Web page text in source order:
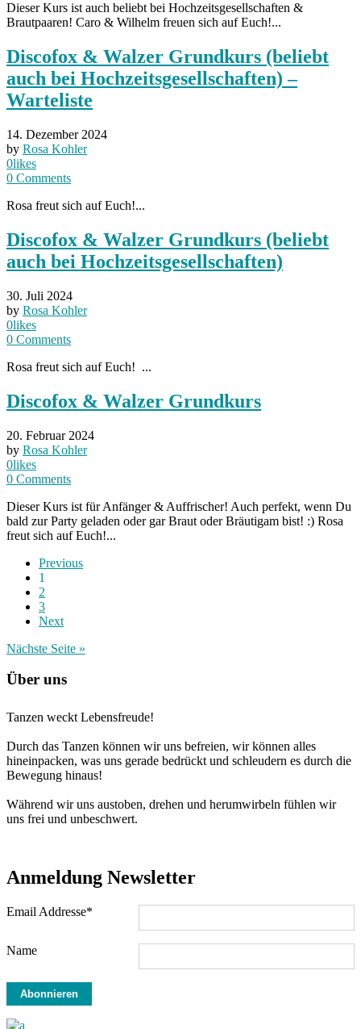
Dieser Kurs ist auch beliebt bei Hochzeitsgesellschaften &
Brautpaaren! Caro & Wilhelm freuen sich auf Euch!...
Discofox & Walzer Grundkurs (beliebt
auch bei Hochzeitsgesellschaften) –
Warteliste
14. Dezember 2024
by Rosa Kohler
0likes
0 Comments
Rosa freut sich auf Euch!...
Discofox & Walzer Grundkurs (beliebt
auch bei Hochzeitsgesellschaften)
30. Juli 2024
by Rosa Kohler
0likes
0 Comments
Rosa freut sich auf Euch! ...
Discofox & Walzer Grundkurs
20. Februar 2024
by Rosa Kohler
0likes
0 Comments
Dieser Kurs ist für Anfänger & Auffrischer! Auch perfekt, wenn Du
bald zur Party geladen oder gar Braut oder Bräutigam bist! :) Rosa
freut sich auf Euch!...
Previous
1
2
3
Next
Nächste Seite »
Über uns
Tanzen weckt Lebensfreude!
Durch das Tanzen können wir uns befreien, wir können alles
hineinpacken, was uns gerade bedrückt und schleudern es durch die
Bewegung hinaus!
Während wir uns austoben, drehen und herumwirbeln fühlen wir
uns frei und unbeschwert.
Anmeldung Newsletter
Email Addresse*
Name